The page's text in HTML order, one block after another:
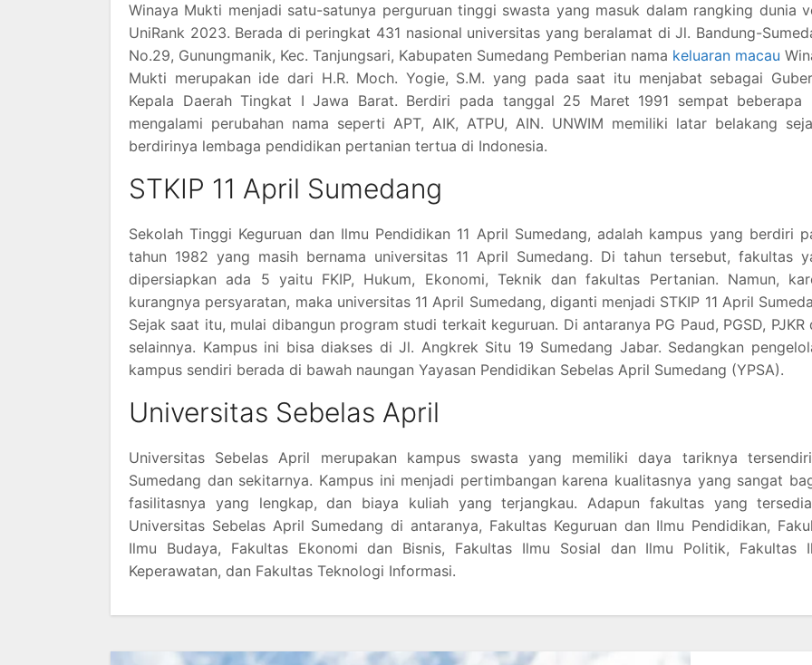
Winaya Mukti menjadi satu-satunya perguruan tinggi swasta yang masuk dalam rangking dunia
UniRank 2023. Berada di peringkat 431 nasional universitas yang beralamat di Jl. Bandung-
No.29, Gunungmanik, Kec. Tanjungsari, Kabupaten Sumedang Pemberian nama keluaran macau
Mukti merupakan ide dari H.R. Moch. Yogie, S.M. yang pada saat itu menjabat sebagai
Kepala Daerah Tingkat I Jawa Barat. Berdiri pada tanggal 25 Maret 1991 sempat beberapa
mengalami perubahan nama seperti APT, AIK, ATPU, AIN. UNWIM memiliki latar belakang
berdirinya lembaga pendidikan pertanian tertua di Indonesia.
STKIP 11 April Sumedang
Sekolah Tinggi Keguruan dan Ilmu Pendidikan 11 April Sumedang, adalah kampus yang berdiri
tahun 1982 yang masih bernama universitas 11 April Sumedang. Di tahun tersebut, fakultas
dipersiapkan ada 5 yaitu FKIP, Hukum, Ekonomi, Teknik dan fakultas Pertanian. Namun,
kurangnya persyaratan, maka universitas 11 April Sumedang, diganti menjadi STKIP 11 April
Sejak saat itu, mulai dibangun program studi terkait keguruan. Di antaranya PG Paud, PGSD, PJKR
selainnya. Kampus ini bisa diakses di Jl. Angkrek Situ 19 Sumedang Jabar. Sedangkan
kampus sendiri berada di bawah naungan Yayasan Pendidikan Sebelas April Sumedang (YPSA).
Universitas Sebelas April
Universitas Sebelas April merupakan kampus swasta yang memiliki daya tariknya
Sumedang dan sekitarnya. Kampus ini menjadi pertimbangan karena kualitasnya yang sangat
fasilitasnya yang lengkap, dan biaya kuliah yang terjangkau. Adapun fakultas yang
Universitas Sebelas April Sumedang di antaranya, Fakultas Keguruan dan Ilmu Pendidikan,
Ilmu Budaya, Fakultas Ekonomi dan Bisnis, Fakultas Ilmu Sosial dan Ilmu Politik, Fakultas
Keperawatan, dan Fakultas Teknologi Informasi.